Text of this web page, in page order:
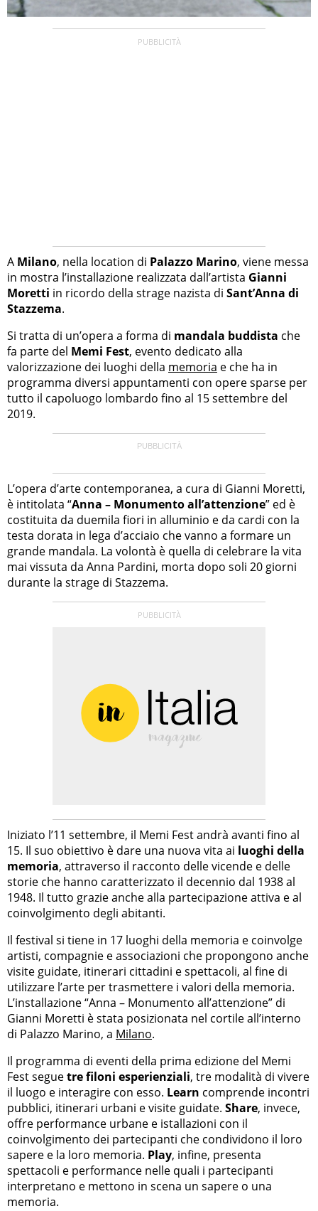
A Milano, nella location di Palazzo Marino, viene messa
in mostra l’installazione realizzata dall’artista Gianni
Moretti in ricordo della strage nazista di Sant’Anna di
Stazzema.
Si tratta di un’opera a forma di mandala buddista che
fa parte del Memi Fest, evento dedicato alla
valorizzazione dei luoghi della memoria e che ha in
programma diversi appuntamenti con opere sparse per
tutto il capoluogo lombardo fino al 15 settembre del
2019.
L’opera d’arte contemporanea, a cura di Gianni Moretti,
è intitolata “Anna – Monumento all’attenzione” ed è
costituita da duemila fiori in alluminio e da cardi con la
testa dorata in lega d’acciaio che vanno a formare un
grande mandala. La volontà è quella di celebrare la vita
mai vissuta da Anna Pardini, morta dopo soli 20 giorni
durante la strage di Stazzema.
Iniziato l’11 settembre, il Memi Fest andrà avanti fino al
15. Il suo obiettivo è dare una nuova vita ai luoghi della
memoria, attraverso il racconto delle vicende e delle
storie che hanno caratterizzato il decennio dal 1938 al
1948. Il tutto grazie anche alla partecipazione attiva e al
coinvolgimento degli abitanti.
Il festival si tiene in 17 luoghi della memoria e coinvolge
artisti, compagnie e associazioni che propongono anche
visite guidate, itinerari cittadini e spettacoli, al fine di
utilizzare l’arte per trasmettere i valori della memoria.
L’installazione “Anna – Monumento all’attenzione” di
Gianni Moretti è stata posizionata nel cortile all’interno
di Palazzo Marino, a Milano.
Il programma di eventi della prima edizione del Memi
Fest seguetre filoni esperienziali, tre modalità di vivere
il luogo e interagire con esso. Learn comprende incontri
pubblici, itinerari urbani e visite guidate. Share, invece,
offre performance urbane e istallazioni con il
coinvolgimento dei partecipanti che condividono il loro
sapere e la loro memoria. Play, infine, presenta
spettacoli e performance nelle quali i partecipanti
interpretano e mettono in scena un sapere o una
memoria.